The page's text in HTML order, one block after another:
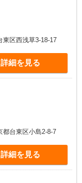
東区西浅草3-18-17
詳細を見る
都台東区小島2-8-7
詳細を見る